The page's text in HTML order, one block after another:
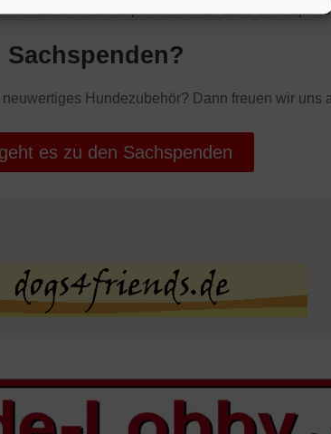
ab einer Geldspende von 20 Euro eine
Sachspenden?
Hundezubehör? Dann freuen wir uns
es zu den Sachspenden